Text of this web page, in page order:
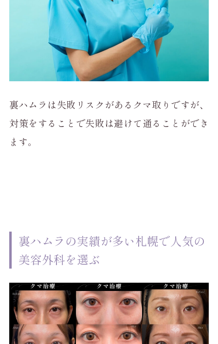
裏ハムラは失敗リスクがあるクマ取りですが、
対策をすることで失敗は避けて通ることができ
ます。
裏ハムラの実績が多い札幌で人気の
美容外科を選ぶ